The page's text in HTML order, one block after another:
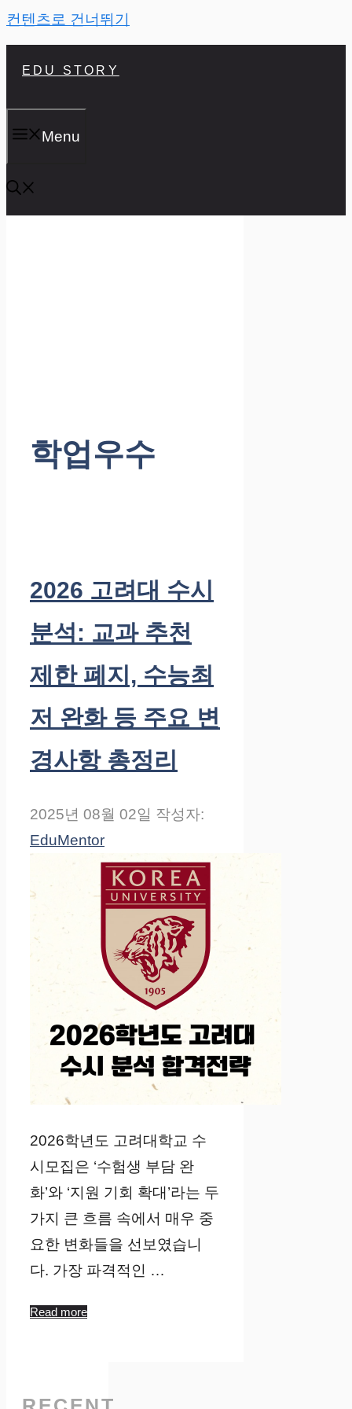
컨텐츠로 건너뛰기
EDU STORY
Menu
학업우수
2026 고려대 수시
분석: 교과 추천
제한 폐지, 수능최
저 완화 등 주요 변
경사항 총정리
2025년 08월 02일 작성자:
EduMentor
2026학년도 고려대학교 수
시모집은 ‘수험생 부담 완
화’와 ‘지원 기회 확대’라는 두
가지 큰 흐름 속에서 매우 중
요한 변화들을 선보였습니
다. 가장 파격적인 …
Read more